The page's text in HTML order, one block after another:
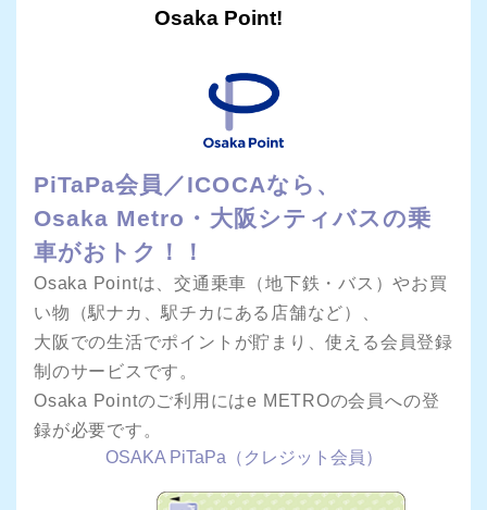
Osaka Point!
PiTaPa会員／ICOCAなら、
Osaka Metro・大阪シティバスの乗
車がおトク！！
Osaka Pointは、交通乗車（地下鉄・バス）やお買
い物（駅ナカ、駅チカにある店舗など）、
大阪での生活でポイントが貯まり、使える会員登録
制のサービスです。
Osaka Pointのご利用にはe METROの会員への登
録が必要です。
OSAKA PiTaPa （クレジット会員）